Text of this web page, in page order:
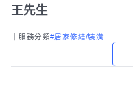
王先生
｜服務分類#居家修繕/裝潢